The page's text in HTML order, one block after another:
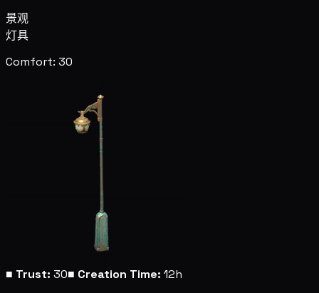
景观
灯具
Comfort: 30
■ Trust: 30■ Creation Time: 12h